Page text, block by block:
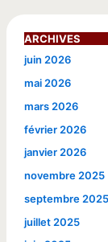
ARCHIVES
juin 2026
mai 2026
mars 2026
février 2026
janvier 2026
novembre 2025
septembre 2025
juillet 2025